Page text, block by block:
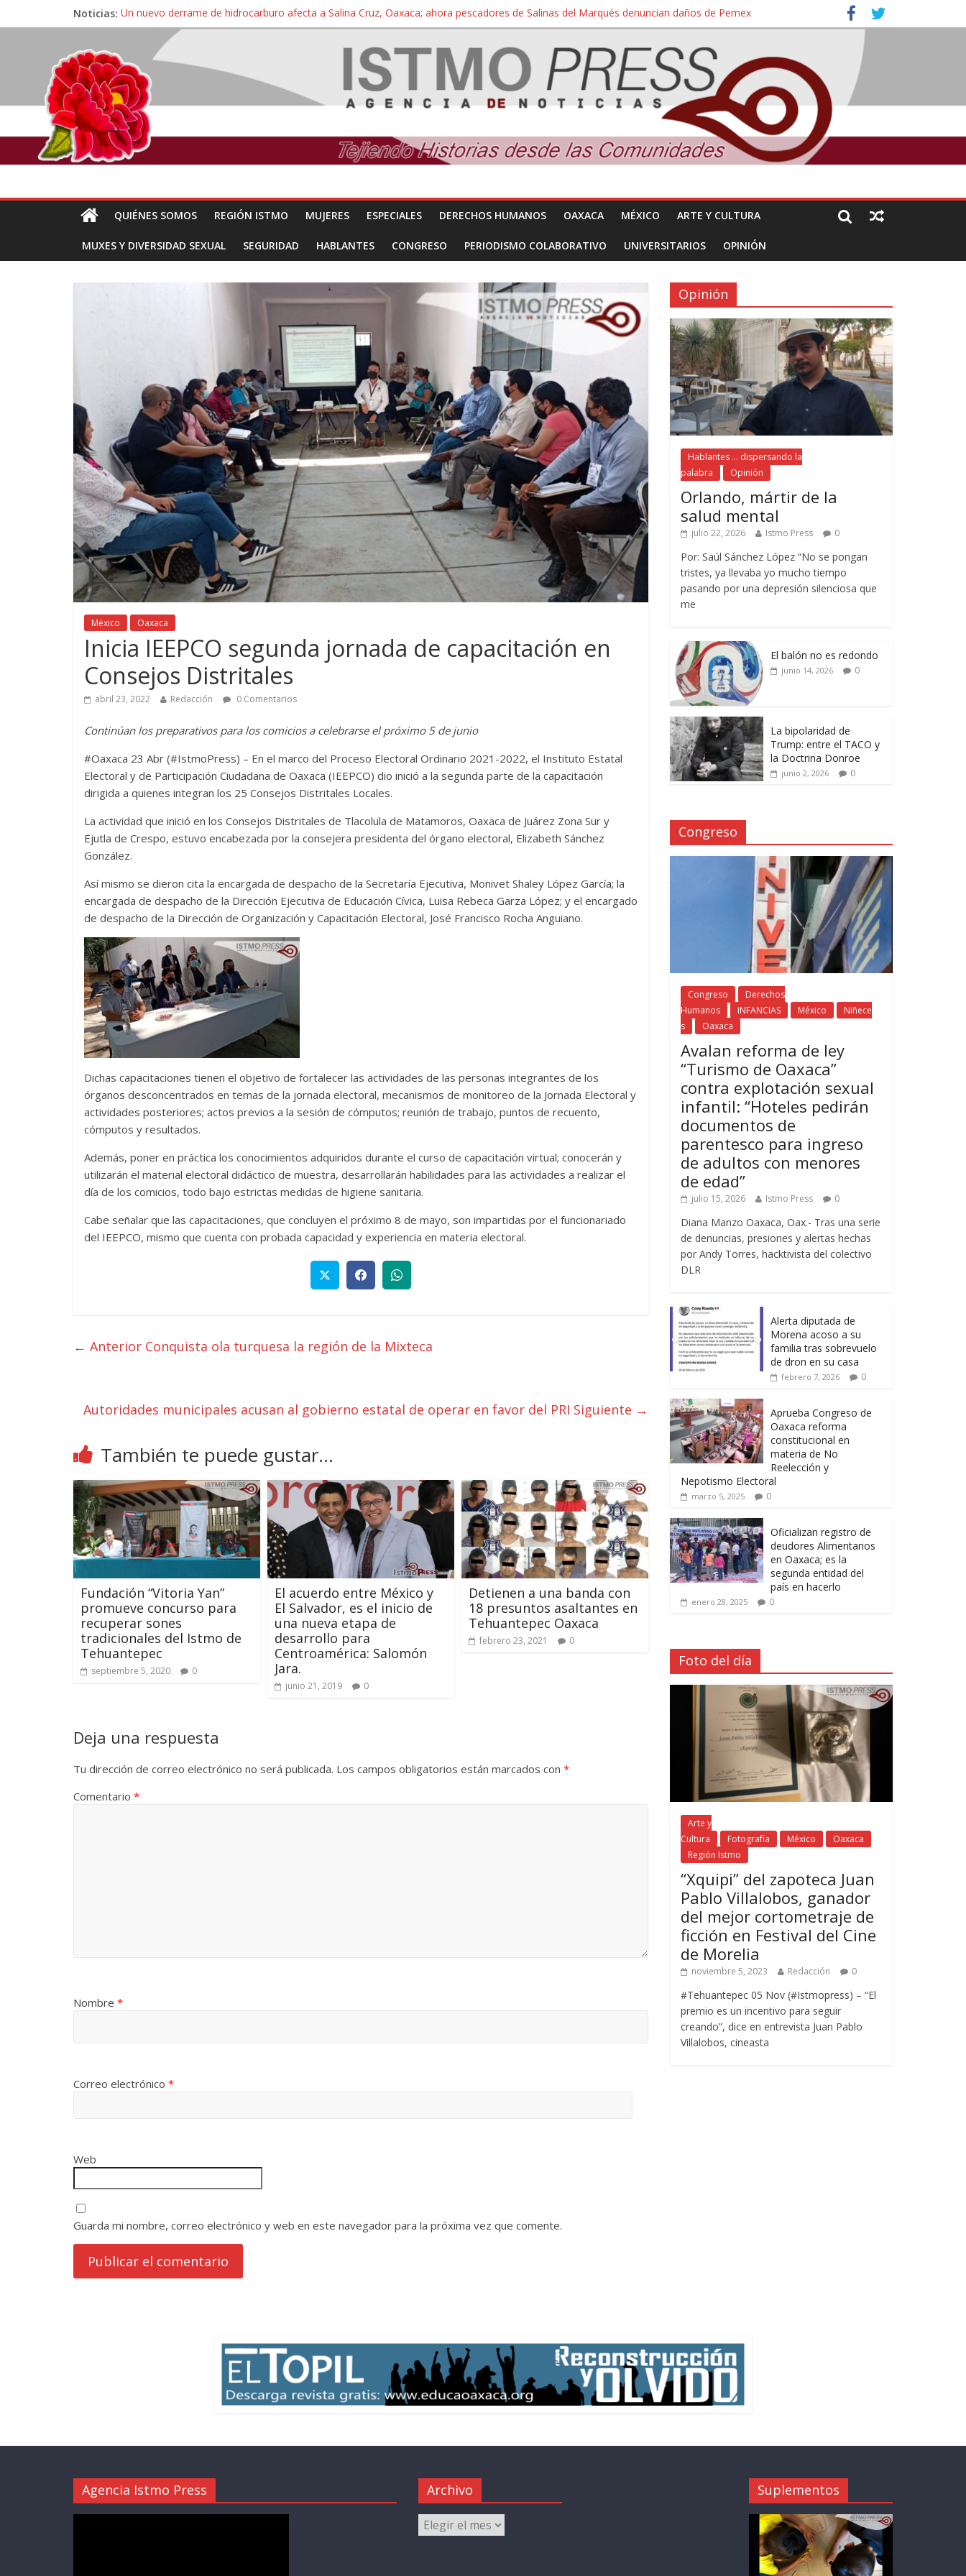
Noticias: Un nuevo derrame de hidrocarburo afecta a Salina Cruz, Oaxaca; ahora pescadores de Salinas del Marqués denuncian daños de Pemex
Ángel, el joven autista expulsado por la Universidad Bienestar de Ixtepec, Oaxaca vuelve a las aulas tras amparo
Familiares de periodista Alejandro Leyva se reúnen con titular de la SEGOB y exigen detener a los autores materiales e intelectuales de su asesinato
Alertan pescadores de Juchitán, Oaxaca de nuevo despojo de su territorio para construir un parque eólico
Pescadores y comuneros ikoots detienen la extracción ilegal de material pétreo de gravera Oyamel
QUIÉNES SOMOS REGIÓN ISTMO MUJERES ESPECIALES DERECHOS HUMANOS OAXACA MÉXICO ARTE Y CULTURA
MUXES Y DIVERSIDAD SEXUAL SEGURIDAD HABLANTES CONGRESO PERIODISMO COLABORATIVO UNIVERSITARIOS OPINIÓN
México Oaxaca
Inicia IEEPCO segunda jornada de capacitación en
Consejos Distritales
abril 23, 2022 Redacción 0 Comentarios
Continúan los preparativos para los comicios a celebrarse el próximo 5 de junio
#Oaxaca 23 Abr (#IstmoPress) – En el marco del Proceso Electoral Ordinario 2021-2022, el Instituto Estatal
Electoral y de Participación Ciudadana de Oaxaca (IEEPCO) dio inició a la segunda parte de la capacitación
dirigida a quienes integran los 25 Consejos Distritales Locales.
La actividad que inició en los Consejos Distritales de Tlacolula de Matamoros, Oaxaca de Juárez Zona Sur y
Ejutla de Crespo, estuvo encabezada por la consejera presidenta del órgano electoral, Elizabeth Sánchez
González.
Así mismo se dieron cita la encargada de despacho de la Secretaría Ejecutiva, Monivet Shaley López García; la
encargada de despacho de la Dirección Ejecutiva de Educación Cívica, Luisa Rebeca Garza López; y el encargado
de despacho de la Dirección de Organización y Capacitación Electoral, José Francisco Rocha Anguiano.
Dichas capacitaciones tienen el objetivo de fortalecer las actividades de las personas integrantes de los
órganos desconcentrados en temas de la jornada electoral, mecanismos de monitoreo de la Jornada Electoral y
actividades posteriores; actos previos a la sesión de cómputos; reunión de trabajo, puntos de recuento,
cómputos y resultados.
Además, poner en práctica los conocimientos adquiridos durante el curso de capacitación virtual; conocerán y
utilizarán el material electoral didáctico de muestra, desarrollarán habilidades para las actividades a realizar el
día de los comicios, todo bajo estrictas medidas de higiene sanitaria.
Cabe señalar que las capacitaciones, que concluyen el próximo 8 de mayo, son impartidas por el funcionariado
del IEEPCO, mismo que cuenta con probada capacidad y experiencia en materia electoral.
← Anterior Conquista ola turquesa la región de la Mixteca
Autoridades municipales acusan al gobierno estatal de operar en favor del PRI Siguiente →
También te puede gustar...
Fundación “Vitoria Yan”
promueve concurso para
recuperar sones
tradicionales del Istmo de
Tehuantepec
septiembre 5, 2020 0
El acuerdo entre México y
El Salvador, es el inicio de
una nueva etapa de
desarrollo para
Centroamérica: Salomón
Jara.
junio 21, 2019 0
Detienen a una banda con
18 presuntos asaltantes en
Tehuantepec Oaxaca
febrero 23, 2021 0
Deja una respuesta
Tu dirección de correo electrónico no será publicada. Los campos obligatorios están marcados con *
Comentario *
Nombre *
Correo electrónico *
Web
Guarda mi nombre, correo electrónico y web en este navegador para la próxima vez que comente.
Opinión
Hablantes ... dispersando la
palabra
Opinión
Orlando, mártir de la
salud mental
julio 22, 2026 Istmo Press 0
Por: Saúl Sánchez López “No se pongan
tristes, ya llevaba yo mucho tiempo
pasando por una depresión silenciosa que
me
El balón no es redondo
junio 14, 2026 0
La bipolaridad de
Trump: entre el TACO y
la Doctrina Donroe
junio 2, 2026 0
Congreso
Congreso
Derechos
Humanos
INFANCIAS México
Niñece
s
Oaxaca
Avalan reforma de ley
“Turismo de Oaxaca”
contra explotación sexual
infantil: “Hoteles pedirán
documentos de
parentesco para ingreso
de adultos con menores
de edad”
julio 15, 2026 Istmo Press 0
Diana Manzo Oaxaca, Oax.- Tras una serie
de denuncias, presiones y alertas hechas
por Andy Torres, hacktivista del colectivo
DLR
Alerta diputada de
Morena acoso a su
familia tras sobrevuelo
de dron en su casa
febrero 7, 2026 0
Aprueba Congreso de
Oaxaca reforma
constitucional en
materia de No
Reelección y
Nepotismo Electoral
marzo 5, 2025 0
Oficializan registro de
deudores Alimentarios
en Oaxaca; es la
segunda entidad del
país en hacerlo
enero 28, 2025 0
Foto del día
Arte y
Cultura
Fotografía México
Oaxaca
Región Istmo
“Xquipi” del zapoteca Juan
Pablo Villalobos, ganador
del mejor cortometraje de
ficción en Festival del Cine
de Morelia
noviembre 5, 2023 Redacción 0
#Tehuantepec 05 Nov (#Istmopress) – “El
premio es un incentivo para seguir
creando”, dice en entrevista Juan Pablo
Villalobos, cineasta
Agencia Istmo Press Archivo Suplementos